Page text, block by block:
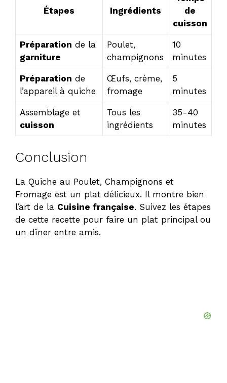
Étapes Ingrédients
de
cuisson
Préparation de la
garniture
Poulet,
champignons
10
minutes
Préparation de
l’appareil à quiche
Œufs, crème,
fromage
5
minutes
Assemblage et
cuisson
Tous les
ingrédients
35-40
minutes
Conclusion
La Quiche au Poulet, Champignons et
Fromage est un plat délicieux. Il montre bien
l’art de la Cuisine française. Suivez les étapes
de cette recette pour faire un plat principal ou
un dîner entre amis.